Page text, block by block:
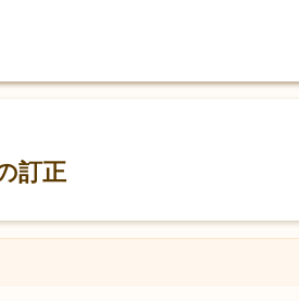
訂正